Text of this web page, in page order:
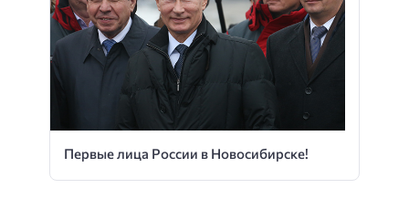
Первые лица России в Новосибирске!